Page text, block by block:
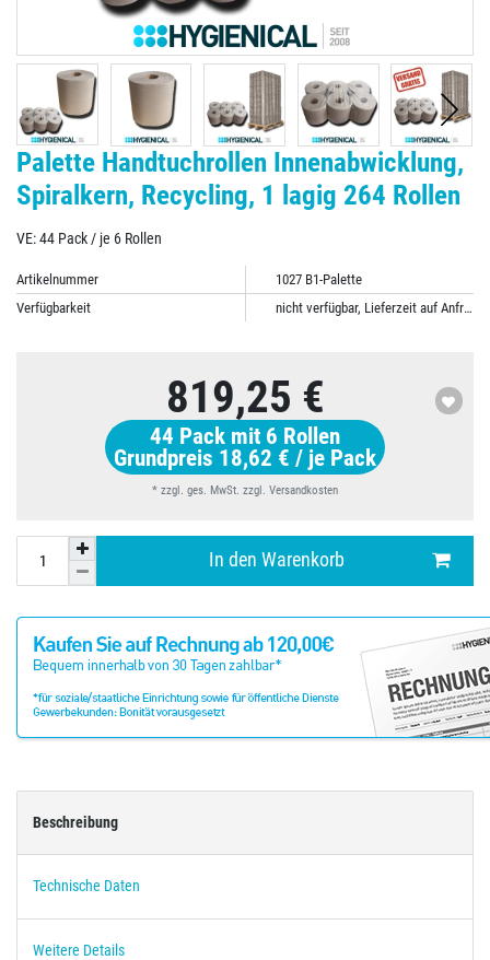
Palette Handtuchrollen Innenabwicklung,
Spiralkern, Recycling, 1 lagig 264 Rollen
VE: 44 Pack / je 6 Rollen
Artikelnummer
1027 B1-Palette
Verfügbarkeit
nicht verfügbar, Lieferzeit auf Anfrage
819,25 €
44 Pack mit 6 Rollen
Grundpreis 18,62 € / je Pack
* zzgl. ges. MwSt. zzgl. Versandkosten
In den Warenkorb
Beschreibung
Technische Daten
Weitere Details